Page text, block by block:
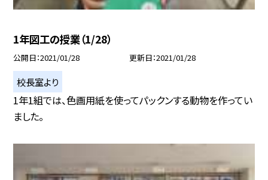
1年図工の授業（1/28）
公開日 2021/01/28 更新日 2021/01/28
校長室より
1年1組では、色画用紙を使ってパックンする動物を作ってい
ました。